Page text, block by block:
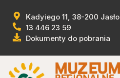
Kadyiego 11, 38-200 Jasło
13 446 23 59
Dokumenty do pobrania